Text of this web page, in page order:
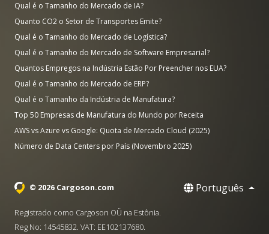
Qual é o Tamanho do Mercado de IA?
Quanto CO2 o Setor de Transportes Emite?
Qual é o Tamanho do Mercado de Logística?
Qual é o Tamanho do Mercado de Software Empresarial?
Quantos Empregos na Indústria Estão Por Preencher nos EUA?
Qual é o Tamanho do Mercado de ERP?
Qual é o Tamanho da Indústria de Manufatura?
Top 50 Empresas de Manufatura do Mundo por Receita
AWS vs Azure vs Google: Quota de Mercado Cloud (2025)
Número de Data Centers por País (Novembro 2025)
© 2026 Cargoson.com Português
Registrado como Cargoson OÜ na Estônia.
Reg No: 14545832. VAT: EE102137680.